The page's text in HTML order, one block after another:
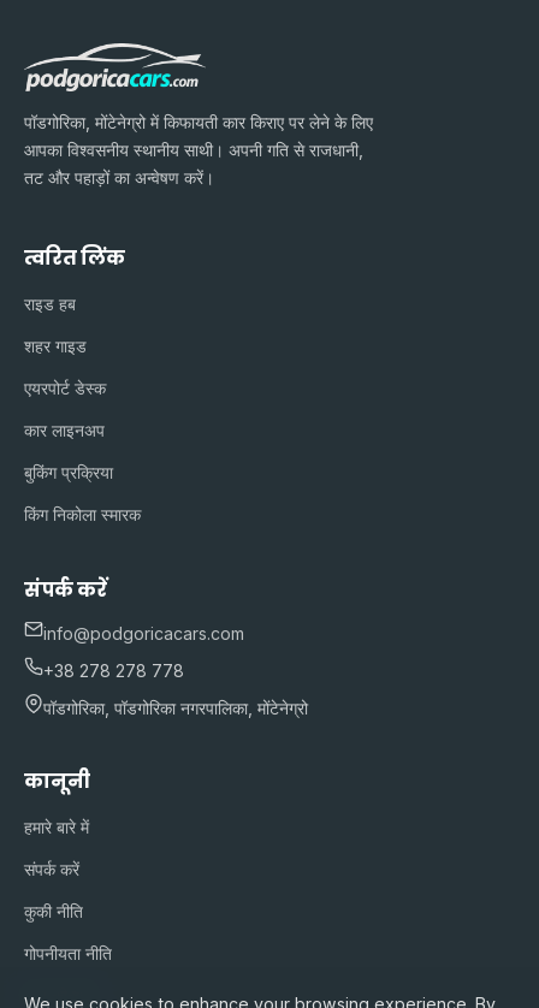
We use cookies to enhance your browsing experience. By
पॉडगोरिका, मोंटेनेग्रो में किफायती कार किराए पर लेने के लिए
आपका विश्वसनीय स्थानीय साथी। अपनी गति से राजधानी,
तट और पहाड़ों का अन्वेषण करें।
त्वरित लिंक
राइड हब
शहर गाइड
एयरपोर्ट डेस्क
कार लाइनअप
बुकिंग प्रक्रिया
किंग निकोला स्मारक
संपर्क करें
info@podgoricacars.com
+38 278 278 778
पॉडगोरिका, पॉडगोरिका नगरपालिका, मोंटेनेग्रो
कानूनी
हमारे बारे में
संपर्क करें
कुकी नीति
गोपनीयता नीति
सेवा की शर्तें